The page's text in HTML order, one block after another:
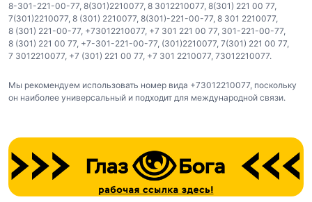
8-301-221-00-77, 8(301)2210077, 8 3012210077, 8(301) 221 00 77,
7(301)2210077, 8 (301) 2210077, 8(301)-221-00-77, 8 301 2210077,
8 (301) 221-00-77, +73012210077, +7 301 221 00 77, 301-221-00-77,
8 (301) 221 00 77, +7-301-221-00-77, (301)2210077, 7(301) 221 00 77,
7 3012210077, +7 (301) 221 00 77, +7 301 2210077, 73012210077.
Мы рекомендуем использовать номер вида +73012210077, поскольку
он наиболее универсальный и подходит для международной связи.